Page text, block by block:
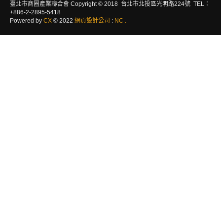
臺北市商圈產業聯合會 Copyright © 2018 台北市北投區光明路224號 TEL：
+886-2-2895-5418
Powered by CX © 2022 網頁設計公司 : NC .